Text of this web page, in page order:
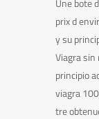
Une bote
prix d
y su
Viagra sin
principio
viagra
tre